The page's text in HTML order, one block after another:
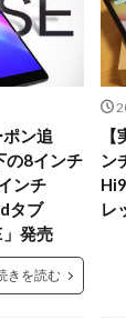
ポン追
の8インチ
ンチ
タブ
」発売
きを読む
ン
レ